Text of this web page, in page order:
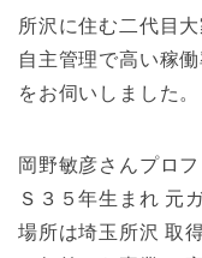
所沢に住む二代目
自主管理で高い稼
をお伺いしました。
岡野敏彦さんプロ
Ｓ３５年生まれ 元
場所は埼玉所沢 取